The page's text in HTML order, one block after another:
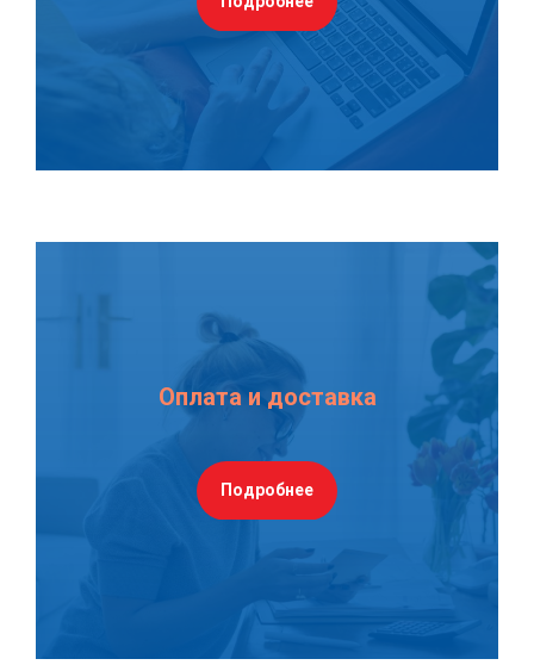
Оплата и доставка
Подробнее